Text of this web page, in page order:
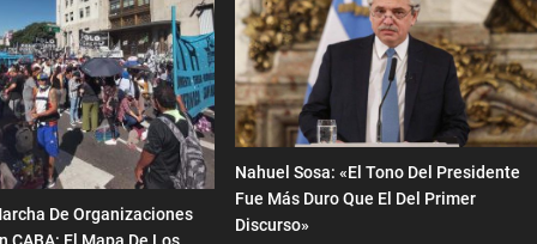
De Organizaciones
CABA: El Mapa De Los
Nahuel Sosa: «El Tono Del Presidente
Fue Más Duro Que El Del Primer
Discurso»